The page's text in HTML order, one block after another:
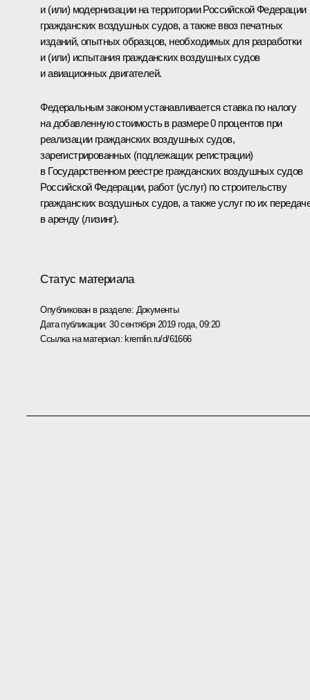
и (или) модернизации на территории Российской Федерации
гражданских воздушных судов, а также ввоз печатных
изданий, опытных образцов, необходимых для разработки
и (или) испытания гражданских воздушных судов
и авиационных двигателей.
Федеральным законом устанавливается ставка по налогу
на добавленную стоимость в размере 0 процентов при
реализации гражданских воздушных судов,
зарегистрированных (подлежащих регистрации)
в Государственном реестре гражданских воздушных судов
Российской Федерации, работ (услуг) по строительству
гражданских воздушных судов, а также услуг по их
в аренду (лизинг).
Статус материала
Опубликован в разделе: Документы
Дата публикации:30 сентября 2019 года, 09:20
Ссылка на материал: kremlin.ru/d/61666